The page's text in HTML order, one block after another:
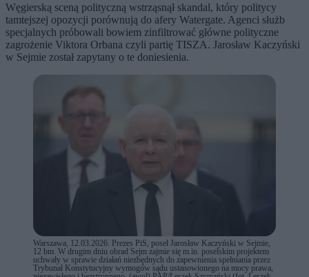
Węgierską sceną polityczną wstrząsnął skandal, który politycy
tamtejszej opozycji porównują do afery Watergate. Agenci służb
specjalnych próbowali bowiem zinfiltrować główne polityczne
zagrożenie Viktora Orbana czyli partię TISZA. Jarosław Kaczyński
w Sejmie został zapytany o te doniesienia.
Warszawa, 12.03.2026. Prezes PiS, poseł Jarosław Kaczyński w Sejmie,
12 bm. W drugim dniu obrad Sejm zajmie się m.in. poselskim projektem
uchwały w sprawie działań niezbędnych do zapewnienia spełniania przez
Trybunał Konstytucyjny wymogów sądu ustanowionego na mocy prawa,